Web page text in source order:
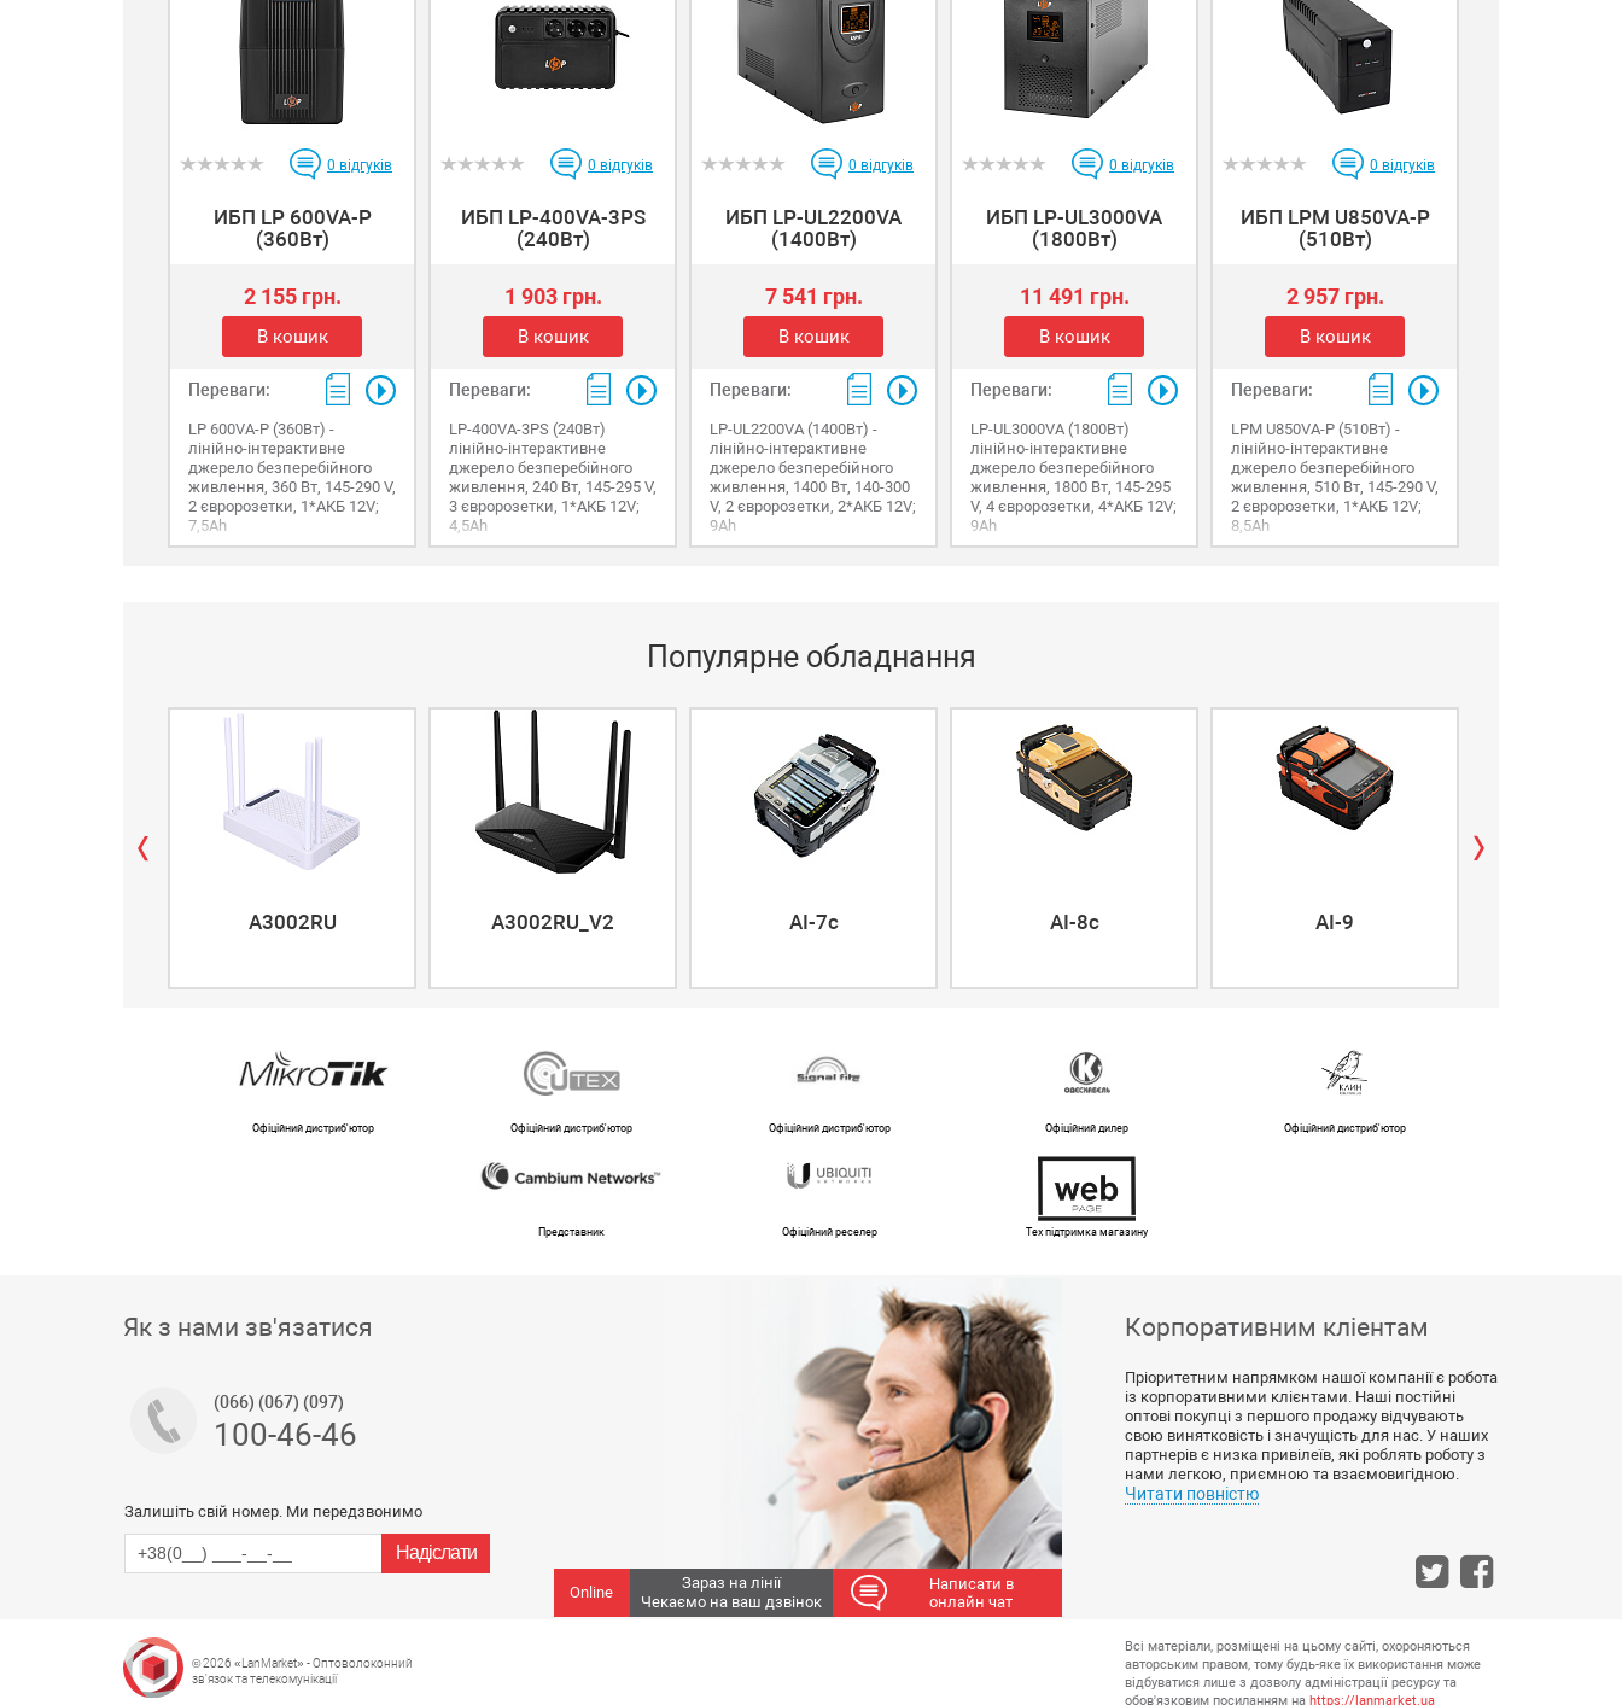
0 відгуків
ИБП LP 600VA-P
(360Вт)
2 155 грн.
В кошик
Переваги:
LP 600VA-P (360Вт) -
лінійно-інтерактивне
джерело безперебійного
живлення, 360 Вт, 145-290 V,
2 євророзетки, 1*АКБ 12V;
7,5Ah
0 відгуків
ИБП LP-400VA-3PS
(240Вт)
1 903 грн.
В кошик
Переваги:
LP-400VA-3PS (240Вт)
лінійно-інтерактивне
джерело безперебійного
живлення, 240 Вт, 145-295 V,
3 євророзетки, 1*АКБ 12V;
4,5Ah
0 відгуків
ИБП LP-UL2200VA
(1400Вт)
7 541 грн.
В кошик
Переваги:
LP-UL2200VA (1400Вт) -
лінійно-інтерактивне
джерело безперебійного
живлення, 1400 Вт, 140-300
V, 2 євророзетки, 2*АКБ 12V;
9Ah
0 відгуків
ИБП LP-UL3000VA
(1800Вт)
11 491 грн.
В кошик
Переваги:
LP-UL3000VA (1800Вт)
лінійно-інтерактивне
джерело безперебійного
живлення, 1800 Вт, 145-295
V, 4 євророзетки, 4*АКБ 12V;
9Ah
0 відгуків
ИБП LPМ U850VA-P
(510Вт)
2 957 грн.
В кошик
Переваги:
LPМ U850VA-P (510Вт) -
лінійно-інтерактивне
джерело безперебійного
живлення, 510 Вт, 145-290 V,
2 євророзетки, 1*АКБ 12V;
8,5Ah
Популярне обладнання
A3002RU A3002RU_V2 AI-7c AI-8c AI-9
Офіційний дистриб'ютор Офіційний дистриб'ютор Офіційний дистриб'ютор Офіційний дилер Офіційний дистриб'ютор
Представник Офіційний реселер Тех підтримка магазину
Як з нами зв'язатися
(066) (067) (097)
100-46-46
Залишіть свій номер. Ми передзвонимо
Корпоративним кліентам
Пріоритетним напрямком нашої компанії є робота
із корпоративними клієнтами. Наші постійні
оптові покупці з першого продажу відчувають
свою винятковість і значущість для нас. У наших
партнерів є низка привілеїв, які роблять роботу з
нами легкою, приємною та взаємовигідною.
Читати повністю
Online
Зараз на лінії
Чекаємо на ваш дзвінок
Написати в
онлайн чат
© 2026 «LanMarket» - Оптоволоконний
зв'язок та телекомунікації
Всі матеріали, розміщені на цьому сайті, охороняються
авторським правом, тому будь-яке їх використання може
відбуватися лише з дозволу адміністрації ресурсу та
обов'язковим посиланням на https://lanmarket.ua